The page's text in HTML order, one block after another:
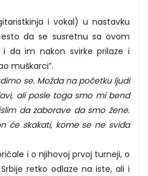
i vokal) u nastavku
da se susretnu sa ovom
da im nakon svirke prilaze i
muškarci”.
se. Možda na početku ljudi
ali posle toga smo mi bend
da zaborave da smo žene.
će skakati, kome se ne sviđa
i o njihovoj prvoj turneji, o
retko odlaze na iste, ali i